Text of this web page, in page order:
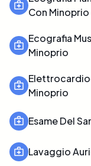
Con Minoprio
Ecografia
Minoprio
Minoprio
Esame Del
Lavaggio